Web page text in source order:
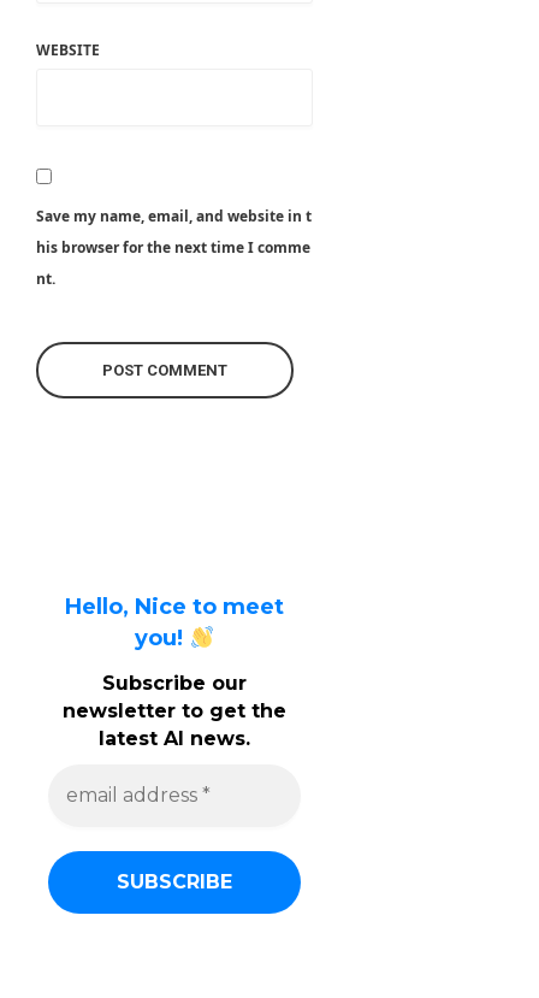
WEBSITE
Save my name, email, and website in t
his browser for the next time I comme
nt.
Hello, Nice to meet
you!
Subscribe our
newsletter to get the
latest AI news.
a
d